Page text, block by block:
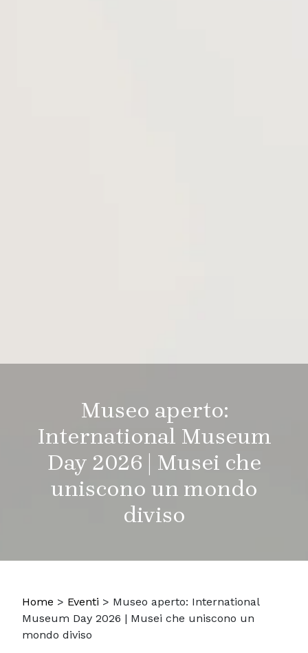
Museo aperto:
International Museum
Day 2026 | Musei che
uniscono un mondo
diviso
Home > Eventi > Museo aperto: International
Museum Day 2026 | Musei che uniscono un
mondo diviso